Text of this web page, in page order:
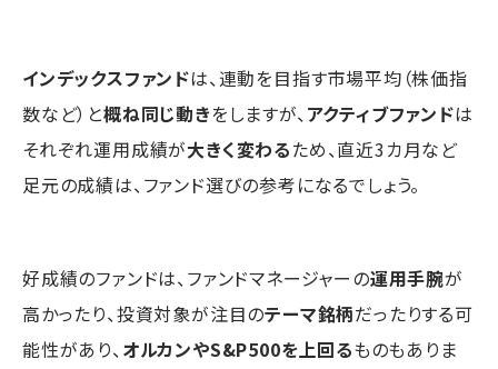
インデックスファンドは、連動を目指す市場平均（株価指
数など）と概ね同じ動きをしますが、アクティブファンドは
それぞれ運用成績が大きく変わるため、直近3カ月など
足元の成績は、ファンド選びの参考になるでしょう。
好成績のファンドは、ファンドマネージャーの運用手腕が
高かったり、投資対象が注目のテーマ銘柄だったりする可
能性があり、オルカンやS&P500を上回るものもありま